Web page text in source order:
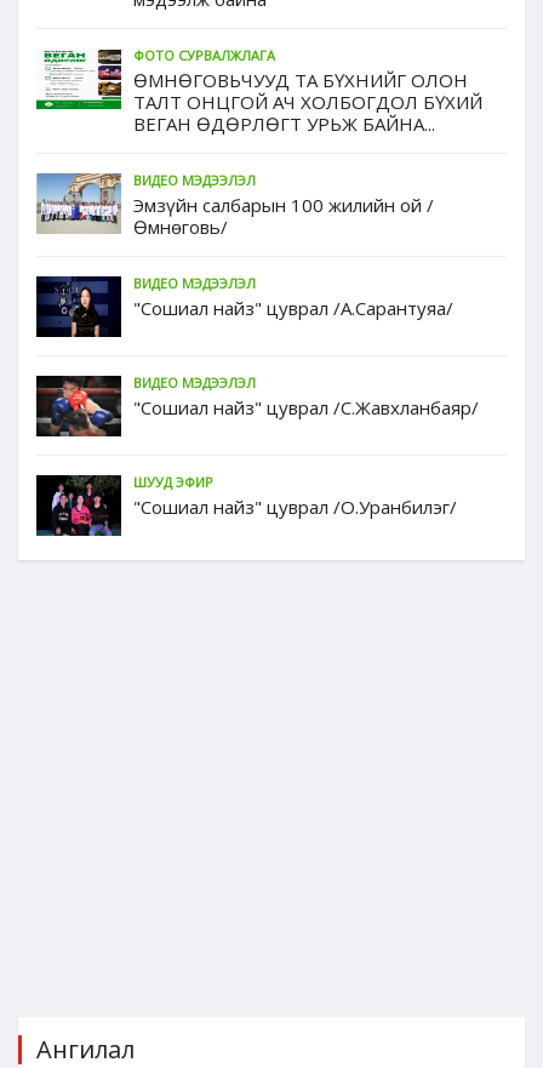
ФОТО СУРВАЛЖЛАГА
ӨМНӨГОВЬЧУУД ТА БҮХНИЙГ ОЛОН
ТАЛТ ОНЦГОЙ АЧ ХОЛБОГДОЛ БҮХИЙ
ВЕГАН ӨДӨРЛӨГТ УРЬЖ БАЙНА...
ВИДЕО МЭДЭЭЛЭЛ
Эмзүйн салбарын 100 жилийн ой /
Өмнөговь/
ВИДЕО МЭДЭЭЛЭЛ
"Сошиал найз" цуврал /А.Сарантуяа/
ВИДЕО МЭДЭЭЛЭЛ
"Сошиал найз" цуврал /С.Жавхланбаяр/
ШУУД ЭФИР
"Сошиал найз" цуврал /О.Уранбилэг/
Ангилал